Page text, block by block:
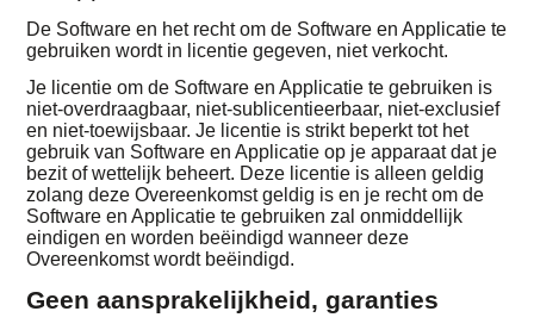
De Software en het recht om de Software en Applicatie te
gebruiken wordt in licentie gegeven, niet verkocht.
Je licentie om de Software en Applicatie te gebruiken is
niet-overdraagbaar, niet-sublicentieerbaar, niet-exclusief
en niet-toewijsbaar. Je licentie is strikt beperkt tot het
gebruik van Software en Applicatie op je apparaat dat je
bezit of wettelijk beheert. Deze licentie is alleen geldig
zolang deze Overeenkomst geldig is en je recht om de
Software en Applicatie te gebruiken zal onmiddellijk
eindigen en worden beëindigd wanneer deze
Overeenkomst wordt beëindigd.
Geen aansprakelijkheid, garanties